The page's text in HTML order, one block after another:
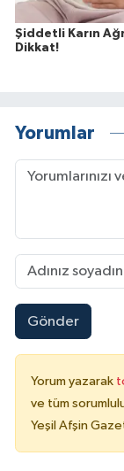
Şiddetli Karın
Dikkat!
Yorumlar
Gönder
Yorum yazarak
ve tüm
Yeşil Afşin